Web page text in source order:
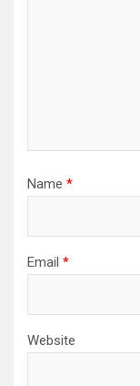
Name *
Email *
Website